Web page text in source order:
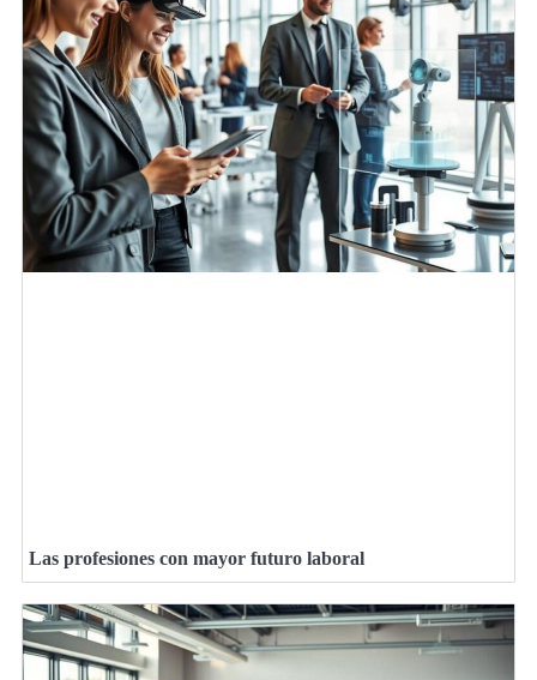
Las profesiones con mayor futuro laboral